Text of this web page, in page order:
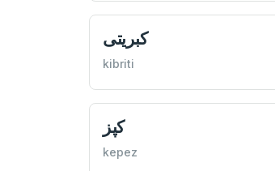
كبريتی
kibriti
كپز
kepez